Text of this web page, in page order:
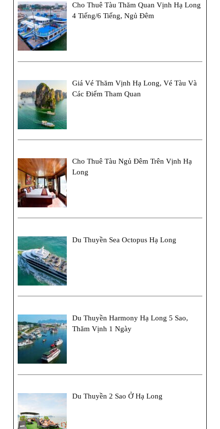
Cho Thuê Tàu Thăm Quan Vịnh Hạ Long
4 Tiếng/6 Tiếng, Ngủ Đêm
Giá Vé Thăm Vịnh Hạ Long, Vé Tàu Và
Các Điểm Tham Quan
Cho Thuê Tàu Ngủ Đêm Trên Vịnh Hạ
Long
Du Thuyền Sea Octopus Hạ Long
Du Thuyền Harmony Hạ Long 5 Sao,
Thăm Vịnh 1 Ngày
Du Thuyền 2 Sao Ở Hạ Long